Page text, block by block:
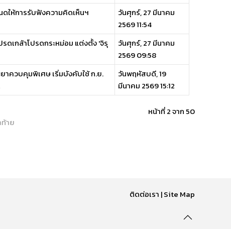
ดให้การรับฟังความคิดเห็นฯ
วันศุกร์, 27 มีนาคม
2569 11:54
ดเกล้าโปรดกระหม่อม แต่งตั้ง 'จิรุ
วันศุกร์, 27 มีนาคม
2569 09:58
าควบคุมพิเศษ เริ่มบังคับใช้ ก.ย.
วันพฤหัสบดี, 19
มีนาคม 2569 15:12
หน้าที่ 2 จาก 50
าย
ติดต่อเรา |Site Map